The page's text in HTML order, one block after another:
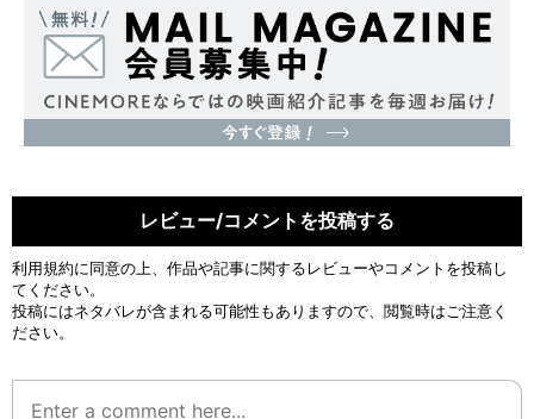
レビュー/コメントを投稿する
利用規約に同意の上、作品や記事に関するレビューやコメントを投稿し
てください。
投稿にはネタバレが含まれる可能性もありますので、閲覧時はご注意く
ださい。